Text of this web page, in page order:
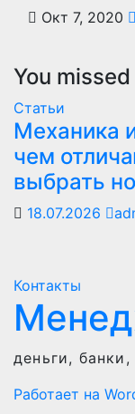
Окт 7, 2020
You missed
Статьи
Механика
чем
выбрать
18.07.2026
Контакты
деньги,
Работает на